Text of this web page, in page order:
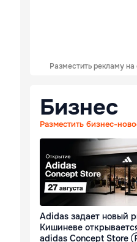
Разместить рекламу на
Бизнес
Разместить бизнес-
Adidas задает новый
Кишиневе
adidas Concept Store